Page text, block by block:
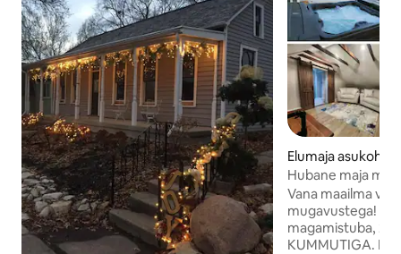
Elumaja
Hubane maja
magamiskohta, 3
vannituba, 2
Vana maailma
mugavustega! 2
magamistuba, 2
KUMMUTIGA.